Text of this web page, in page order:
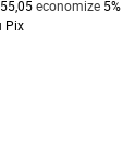
economize 5%
Pix